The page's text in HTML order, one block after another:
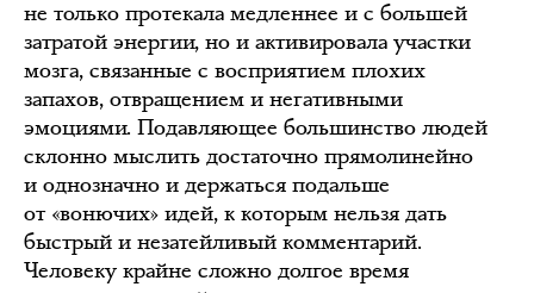
не только протекала медленнее и с большей
затратой энергии, но и активировала участки
мозга, связанные с восприятием плохих
запахов, отвращением и негативными
эмоциями. Подавляющее большинство людей
склонно мыслить достаточно прямолинейно
и однозначно и держаться подальше
от «вонючих» идей, к которым нельзя дать
быстрый и незатейливый комментарий.
Человеку крайне сложно долгое время